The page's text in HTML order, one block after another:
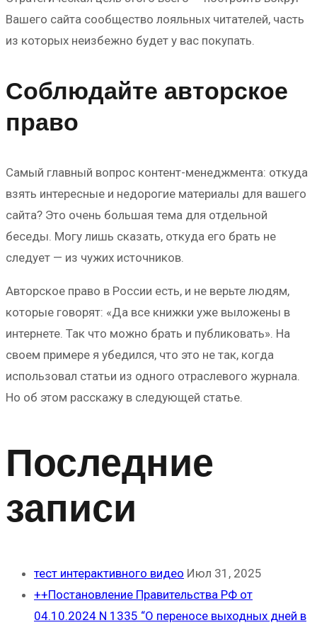
Вашего сайта сообщество лояльных читателей, часть
из которых неизбежно будет у вас покупать.
Соблюдайте авторское
право
Самый главный вопрос контент-менеджмента: откуда
взять интересные и недорогие материалы для вашего
сайта? Это очень большая тема для отдельной
беседы. Могу лишь сказать, откуда его брать не
следует — из чужих источников.
Авторское право в России есть, и не верьте людям,
которые говорят: «Да все книжки уже выложены в
интернете. Так что можно брать и публиковать». На
своем примере я убедился, что это не так, когда
использовал статьи из одного отраслевого журнала.
Но об этом расскажу в следующей статье.
Последние
записи
тест интерактивного видео Июл 31, 2025
++Постановление Правительства РФ от
04.10.2024 N 1335 “О переносе выходных дней в